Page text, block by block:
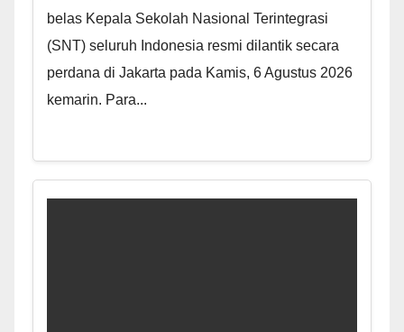
belas Kepala Sekolah Nasional Terintegrasi
(SNT) seluruh Indonesia resmi dilantik secara
perdana di Jakarta pada Kamis, 6 Agustus 2026
kemarin. Para...